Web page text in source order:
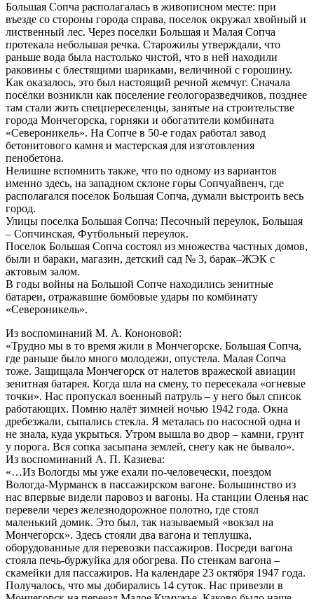
Большая Сопча располагалась в живописном месте: при
въезде со стороны города справа, поселок окружал хвойный и
лиственный лес. Через поселки Большая и Малая Сопча
протекала небольшая речка. Старожилы утверждали, что
раньше вода была настолько чистой, что в ней находили
раковины с блестящими шариками, величиной с горошину.
Как оказалось, это был настоящий речной жемчуг. Сначала
посёлки возникли как поселение геологоразведчиков, позднее
там стали жить спецпереселенцы, занятые на строительстве
города Мончегорска, горняки и обогатители комбината
«Североникель». На Сопче в 50-е годах работал завод
бетонитового камня и мастерская для изготовления
пенобетона.
Нелишне вспомнить также, что по одному из вариантов
именно здесь, на западном склоне горы Сопчуайвенч, где
располагался поселок Большая Сопча, думали выстроить весь
город.
Улицы поселка Большая Сопча: Песочный переулок, Большая
– Сопчинская, Футбольный переулок.
Поселок Большая Сопча состоял из множества частных домов,
были и бараки, магазин, детский сад № 3, барак–ЖЭК с
актовым залом.
В годы войны на Большой Сопче находились зенитные
батареи, отражавшие бомбовые удары по комбинату
«Североникель».
Из воспоминаний М. А. Кононовой:
«Трудно мы в то время жили в Мончегорске. Большая Сопча,
где раньше было много молодежи, опустела. Малая Сопча
тоже. Защищала Мончегорск от налетов вражеской авиации
зенитная батарея. Когда шла на смену, то пересекала «огневые
точки». Нас пропускал военный патруль – у него был список
работающих. Помню налёт зимней ночью 1942 года. Окна
дребезжали, сыпались стекла. Я металась по насосной одна и
не знала, куда укрыться. Утром вышла во двор – камни, грунт
у порога. Вся сопка засыпана землей, снегу как не бывало».
Из воспоминаний А. П. Казиева:
«…Из Вологды мы уже ехали по-человечески, поездом
Вологда-Мурманск в пассажирском вагоне. Большинство из
нас впервые видели паровоз и вагоны. На станции Оленья нас
перевели через железнодорожное полотно, где стоял
маленький домик. Это был, так называемый «вокзал на
Мончегорск». Здесь стояли два вагона и теплушка,
оборудованные для перевозки пассажиров. Посреди вагона
стояла печь-буржуйка для обогрева. По стенкам вагона –
скамейки для пассажиров. На календаре 23 октября 1947 года.
Получалось, что мы добирались 14 суток. Нас привезли в